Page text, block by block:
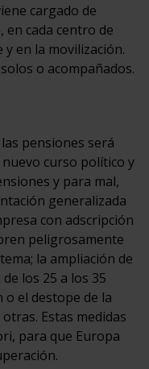
cargado de
en cada centro de
y en la movilización.
o acompañados.
pensiones será
curso político y
y para mal,
generalizada
con adscripción
peligrosamente
la ampliación de
los 25 a los 35
o el destope de la
Estas medidas
para que Europa